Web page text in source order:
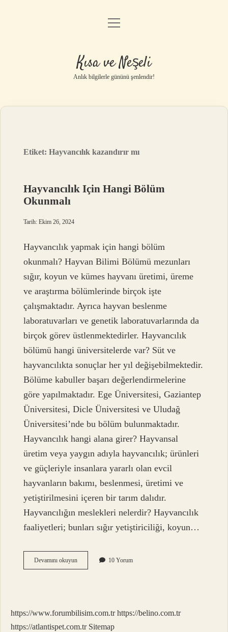
Anasayfa
Yasal Uyarı
menüyü
Kısa ve Neşeli
Anlık bilgilerle gününü şenlendir!
Etiket:Hayvancılık kazandırır mı
Hayvancılık Için Hangi Bölüm
Okunmalı
Tarih: Ekim 26, 2024
Hayvancılık yapmak için hangi bölüm
okunmalı? Hayvan Bilimi Bölümü mezunları
sığır, koyun ve kümes hayvanı üretimi, üreme
ve araştırma bölümlerinde birçok işte
çalışmaktadır. Ayrıca hayvan beslenme
laboratuvarları ve genetik laboratuvarlarında da
birçok görev üstlenmektedirler. Hayvancılık
bölümü hangi üniversitelerde var? Süt ve
hayvancılıkta sonuçlar her yıl değişebilmektedir.
Bölüme kabuller başarı değerlendirmelerine
göre yapılmaktadır. Ege Üniversitesi, Gaziantep
Üniversitesi, Dicle Üniversitesi ve Uludağ
Üniversitesi’nde bu bölüm bulunmaktadır.
Hayvancılık hangi alana girer? Hayvansal
üretim veya yaygın adıyla hayvancılık; ürünleri
ve güçleriyle insanlara yararlı olan evcil
hayvanların bakımı, beslenmesi, üretimi ve
yetiştirilmesini içeren bir tarım dalıdır.
Hayvancılığın meslekleri nelerdir? Hayvancılık
faaliyetleri; bunları sığır yetiştiriciliği, koyun…
Devamını okuyunHayvancılık
Için
10 Yorum
https://www.forumbilisim.com.tr https://belino.com.tr
https://atlantispet.com.tr Sitemap